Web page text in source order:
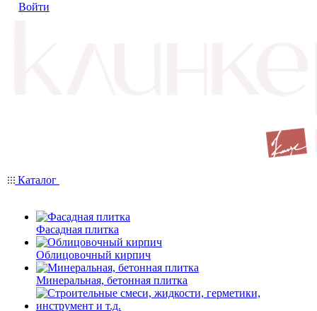
Войти
Каталог
Фасадная плитка
Облицовочный кирпич
Минеральная, бетонная плитка